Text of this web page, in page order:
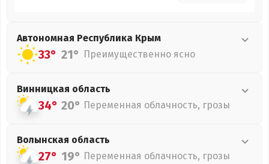
Автономная Республика Крым
33° 21° Преимущественно ясно
Винницкая область
34° 20° Переменная облачность, грозы
Волынская область
27° 19° Переменная облачность, грозы